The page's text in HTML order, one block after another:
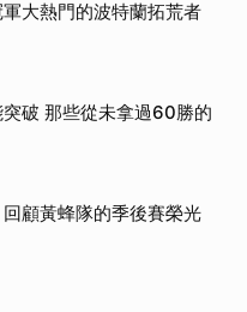
大熱門的波特蘭拓荒者
破 那些從未拿過60勝的
顧黃蜂隊的季後賽榮光